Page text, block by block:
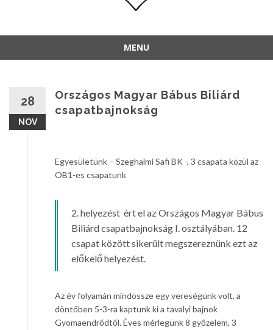
MENU
28
NOV
Országos Magyar Bábus Biliárd
csapatbajnokság
Egyesületünk – Szeghalmi Safi BK -, 3 csapata közül az
OB1-es csapatunk
2. helyezést ért el az Országos Magyar Bábus
Biliárd csapatbajnokság I. osztályában. 12
csapat között sikerült megszereznünk ezt az
előkelő helyezést.
Az év folyamán mindössze egy vereségünk volt, a
döntőben 5-3-ra kaptunk ki a tavalyi bajnok
Gyomaendrődtől. Éves mérlegünk 8 győzelem, 3